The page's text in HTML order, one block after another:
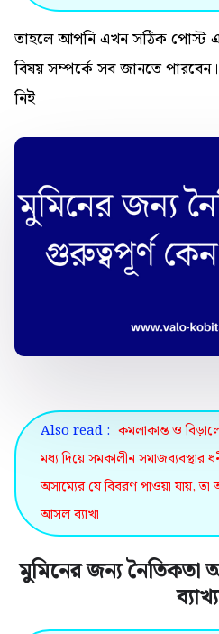
তাহলে আপনি এখন সঠিক পোস্ট
বিষয় সম্পর্কে সব জানতে
নিই।
Also read : কমলাকান্ত ও
মধ্য দিয়ে সমকালীন সমাজব্যবস্থার
অসাম্যের যে বিবরণ পাওয়া যায়,
আসল ব্যাখা
মুমিনের জন্য নৈতিকতা